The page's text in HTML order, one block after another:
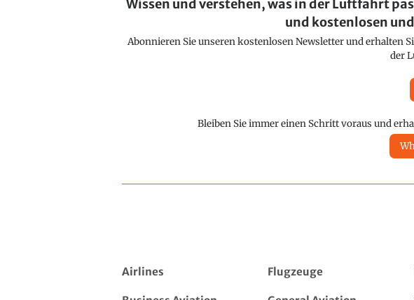
Wissen und verstehen, was in der Luftfahrt
und kostenlosen
Abonnieren Sie unseren kostenlosen Newsletter und erhalten
der
Bleiben Sie immer einen Schritt voraus und
Airlines Flugzeuge